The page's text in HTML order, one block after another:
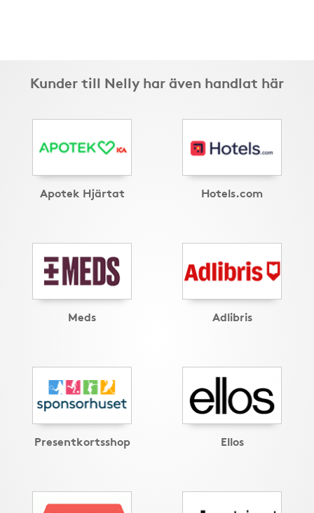
Kunder till Nelly har även handlat här
Apotek Hjärtat Hotels.com
Meds Adlibris
Presentkortsshop Ellos